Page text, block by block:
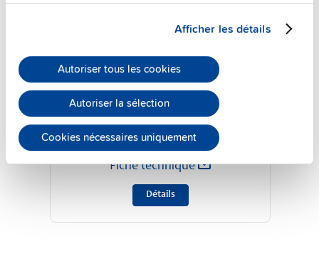
Afficher les détails
Autoriser tous les cookies
Autoriser la sélection
Cookies nécessaires uniquement
YR40.245
24 V, 40 A
Modules de redondance MOSFET
Fiche technique
Détails